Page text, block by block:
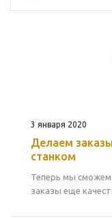
3 января 2020
Делаем
станком
Теперь мы
заказы еще